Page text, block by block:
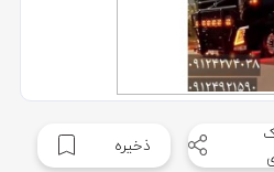
ذخیره